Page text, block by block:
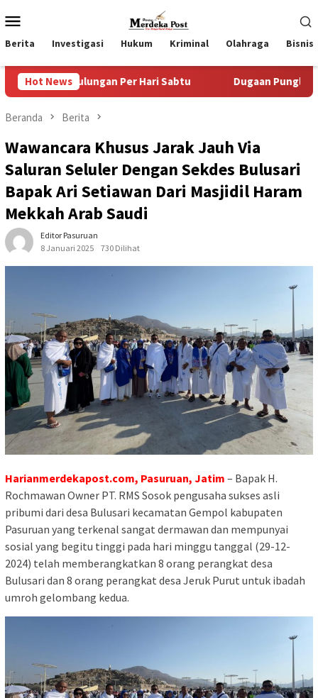
ke
kontenMobile
Berita Investigasi Hukum Kriminal Olahraga Bisnis
Hot News
Per Hari Sabtu Dugaan Pungli SKAB di BPRD
Beranda Berita
Wawancara Khusus Jarak Jauh Via
Saluran Seluler Dengan Sekdes Bulusari
Bapak Ari Setiawan Dari Masjidil Haram
Mekkah Arab Saudi
Editor Pasuruan
8 Januari 2025
730 Dilihat
Harianmerdekapost.com, Pasuruan, Jatim – Bapak H.
Rochmawan Owner PT. RMS Sosok pengusaha sukses asli
pribumi dari desa Bulusari kecamatan Gempol kabupaten
Pasuruan yang terkenal sangat dermawan dan mempunyai
sosial yang begitu tinggi pada hari minggu tanggal (29-12-
2024) telah memberangkatkan 8 orang perangkat desa
Bulusari dan 8 orang perangkat desa Jeruk Purut untuk ibadah
umroh gelombang kedua.